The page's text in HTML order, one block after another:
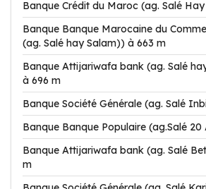
Banque Crédit du Maroc (ag. Salé
Banque Banque Marocaine du
(ag. Salé hay Salam)) à 663 m
Banque Attijariwafa bank (ag. Salé
à 696 m
Banque Société Générale (ag. Salé
Banque Banque Populaire (ag.Salé
Banque Attijariwafa bank (ag. Salé
m